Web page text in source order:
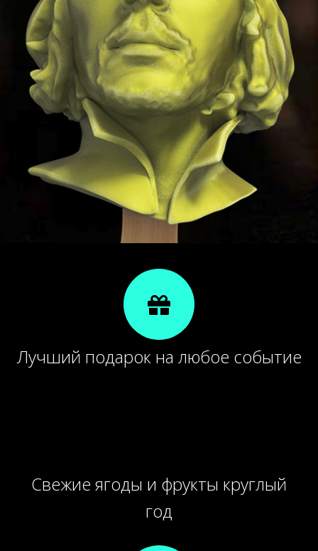
Лучший подарок на любое событие
Свежие ягоды и фрукты круглый
год